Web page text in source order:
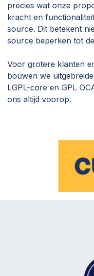
precies wat onze
kracht en
source. Dit betekent
source beperken tot
Voor grotere klanten
bouwen we
LGPL-core en GPL
ons altijd voorop.